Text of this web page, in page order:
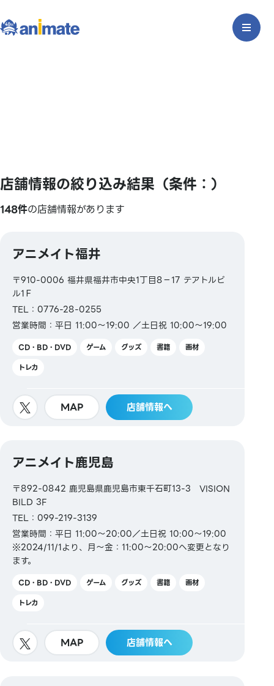
店舗情報の絞り込み結果（条件：）
148件の店舗情報があります
アニメイト福井
〒910-0006 福井県福井市中央1丁目8−17 テアトルビ
ル1Ｆ
TEL：0776-28-0255
営業時間：平日 11:00～19:00 ／土日祝 10:00～19:00
CD・BD・DVD ゲーム グッズ 書籍
画材
トレカ
MAP 店舗情報へ
アニメイト鹿児島
〒892-0842 鹿児島県鹿児島市東千石町13-3 VISION
BILD 3F
TEL：099-219-3139
営業時間：平日 11:00～20:00／土日祝 10:00～19:00
※2024/11/1より、月～金：11:00～20:00へ変更となり
ます。
CD・BD・DVD ゲーム グッズ 書籍
画材
トレカ
MAP 店舗情報へ